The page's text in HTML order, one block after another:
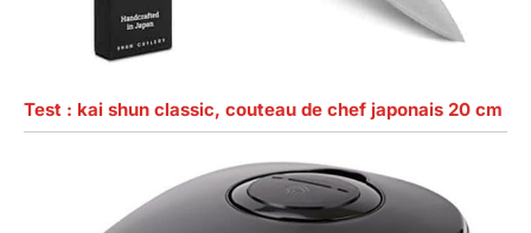
Test : kai shun classic, couteau de chef japonais 20 cm